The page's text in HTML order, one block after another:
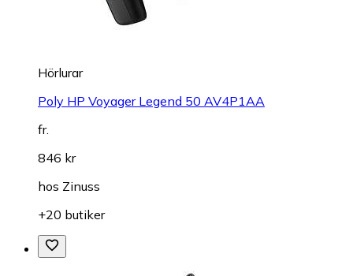
Hörlurar
Poly HP Voyager Legend 50 AV4P1AA
fr.
846 kr
hos Zinuss
+20 butiker